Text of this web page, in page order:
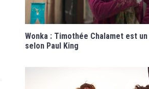
Wonka : Timothée Chalamet est
selon Paul King